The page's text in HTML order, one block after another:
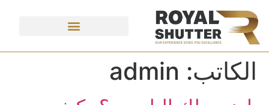
الكاتب: admin